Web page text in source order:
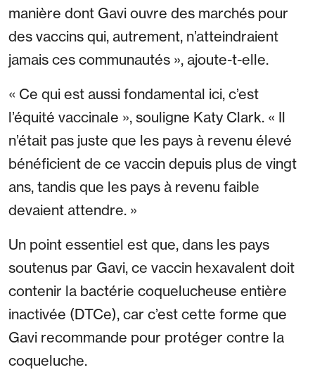
manière dont Gavi ouvre des marchés pour
des vaccins qui, autrement, n’atteindraient
jamais ces communautés », ajoute-t-elle.
« Ce qui est aussi fondamental ici, c’est
l’équité vaccinale », souligne Katy Clark. « Il
n’était pas juste que les pays à revenu élevé
bénéficient de ce vaccin depuis plus de vingt
ans, tandis que les pays à revenu faible
devaient attendre. »
Un point essentiel est que, dans les pays
soutenus par Gavi, ce vaccin hexavalent doit
contenir la bactérie coquelucheuse entière
inactivée (DTCe), car c’est cette forme que
Gavi recommande pour protéger contre la
coqueluche.